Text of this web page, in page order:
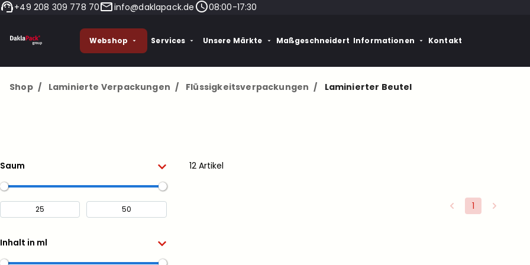
+49 208 309 778 70 info@daklapack.de 08:00-17:30
Webshop Services Unsere Märkte Maßgeschneidert Informationen Kontakt
Shop / Laminierte Verpackungen / Flüssigkeitsverpackungen / Laminierter Beutel
Saum
Inhalt in ml
12 Artikel
1